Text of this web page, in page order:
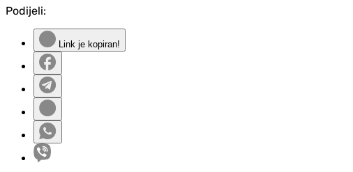
Podijeli:
Link je kopiran!